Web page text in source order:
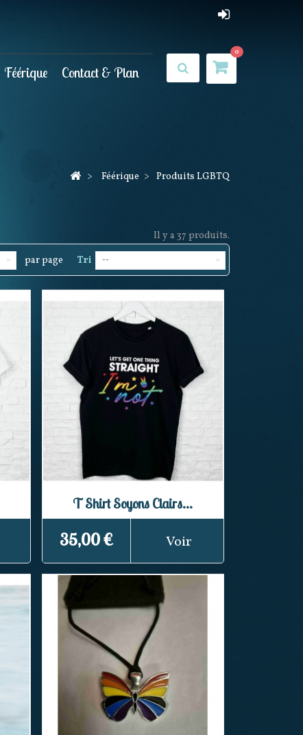
0
Féérique Contact & Plan
> Féérique > Produits LGBTQ
Il y a 37 produits.
Tri
--
par page
T Shirt Soyons Clairs...
35,00 € Voir